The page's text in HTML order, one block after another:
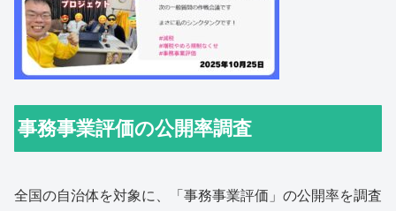
事務事業評価の公開率調査
全国の自治体を対象に、「事務事業評価」の公開率を調査